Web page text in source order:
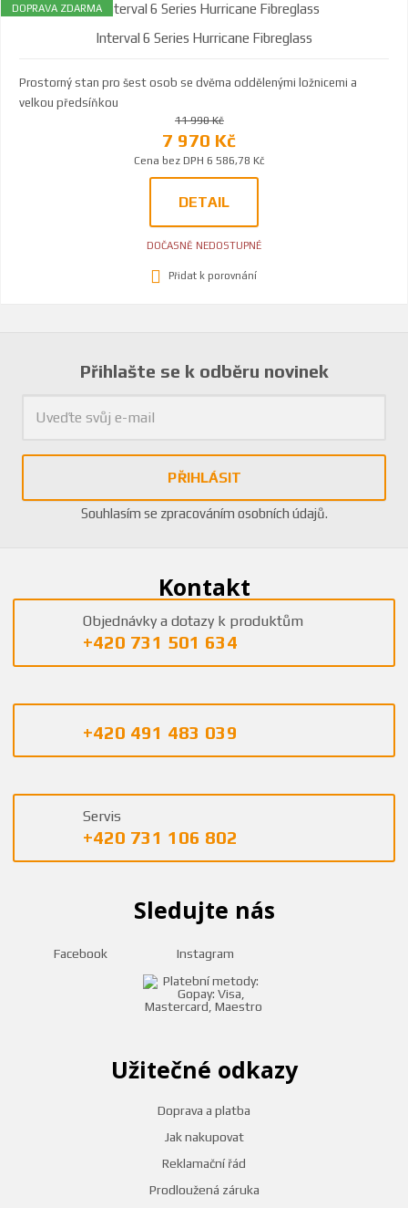
Interval 6 Series Hurricane Fibreglass
DOPRAVA ZDARMA
Prostorný stan pro šest osob se dvěma oddělenými ložnicemi a
velkou předsíňkou
11 990 Kč
7 970 Kč
Cena bez DPH 6 586,78 Kč
DETAIL
DOČASNĚ NEDOSTUPNÉ
Přidat k porovnání
Přihlašte se k odběru novinek
PŘIHLÁSIT
Souhlasím se zpracováním osobních údajů.
Užitečné odkazy
Doprava a platba
Jak nakupovat
Reklamační řád
Prodloužená záruka
Kontakt
Objednávky a dotazy k produktům
+420 731 501 634
+420 491 483 039
Servis
+420 731 106 802
Sledujte nás
Facebook Instagram